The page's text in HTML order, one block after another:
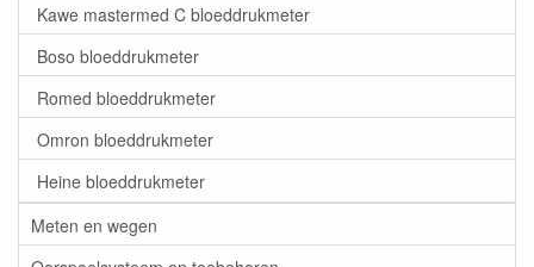
Kawe mastermed C bloeddrukmeter
Boso bloeddrukmeter
Romed bloeddrukmeter
Omron bloeddrukmeter
Heine bloeddrukmeter
Meten en wegen